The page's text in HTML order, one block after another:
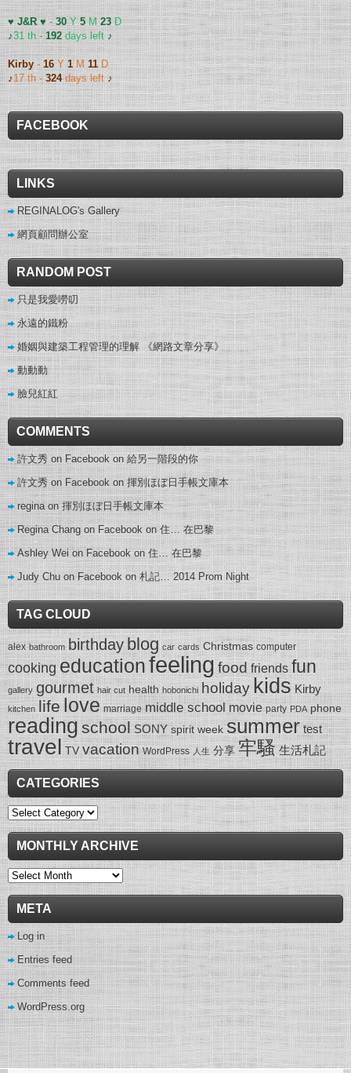
♥ J&R ♥-30Y5M23D
♪31 th -192days left♪
Kirby-16Y1M11D
♪17 th - 324days left♪
FACEBOOK
LINKS
REGINALOG's Gallery
網頁顧問辦公室
RANDOM POST
只是我愛嘮叨
永遠的鐵粉
婚姻與建築工程管理的理解 《網路文章分享》
動動動
臉兒紅紅
COMMENTS
許文秀 on Facebookon給另一階段的你
許文秀 on Facebookon揮別ほぼ日手帳文庫本
reginaon揮別ほぼ日手帳文庫本
Regina Chang on Facebookon住… 在巴黎
Ashley Wei on Facebookon住… 在巴黎
Judy Chu on Facebookon札記… 2014 Prom Night
TAG CLOUD
alex bathroom birthdayblog car cards Christmas computer
cooking educationfeeling food friends fun
gallery gourmet hair cut health hobonichi holiday kids Kirby
kitchen lifelove marriage middle school movie party PDA phone
reading school SONY spirit week summer test
travel TV vacation WordPress 人生 分享 牢騷 生活札記
CATEGORIES
Categories
MONTHLY ARCHIVE
Monthly
Archive
META
Log in
Entries feed
Comments feed
WordPress.org